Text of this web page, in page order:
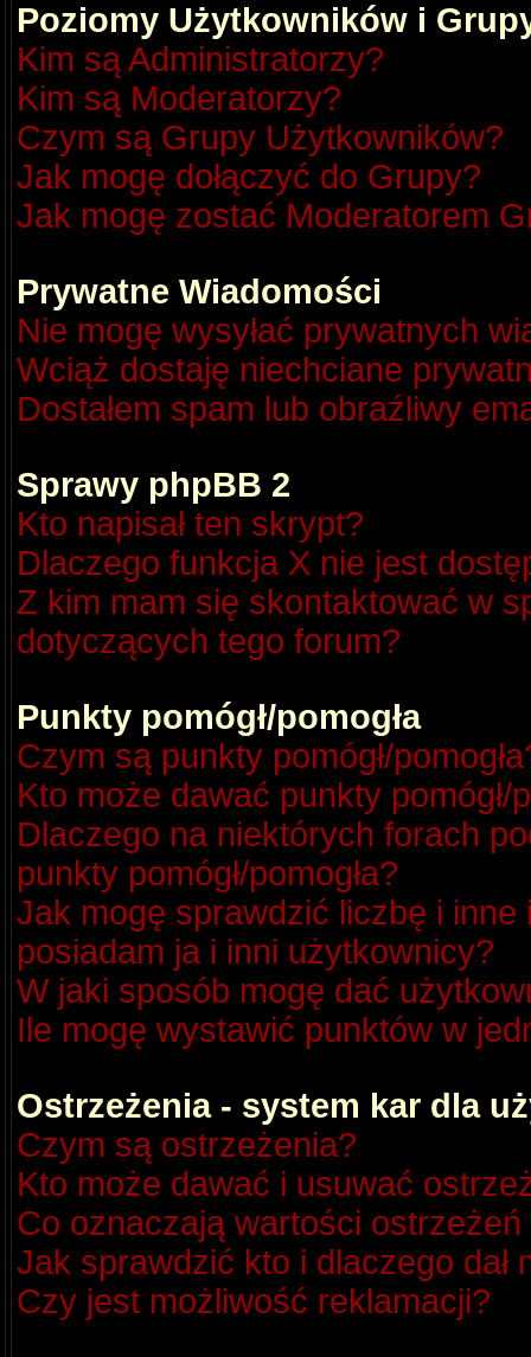
Poziomy Użytkowników i
Kim są Administratorzy?
Kim są Moderatorzy?
Czym są Grupy Użytkowników?
Jak mogę dołączyć do Grupy?
Jak mogę zostać Moderatorem
Prywatne Wiadomości
Nie mogę wysyłać prywatnych
Wciąż dostaję niechciane
Dostałem spam lub obraźliwy
Sprawy phpBB 2
Kto napisał ten skrypt?
Dlaczego funkcja X nie jest
Z kim mam się skontaktować w
dotyczących tego forum?
Punkty pomógł/pomogła
Czym są punkty pomógł/
Kto może dawać punkty pomógł/
Dlaczego na niektórych forach
punkty pomógł/pomogła?
Jak mogę sprawdzić liczbę i
posiadam ja i inni użytkownicy?
W jaki sposób mogę dać
Ile mogę wystawić punktów w
Ostrzeżenia - system kar dla
Czym są ostrzeżenia?
Kto może dawać i usuwać
Co oznaczają wartości
Jak sprawdzić kto i dlaczego dał
Czy jest możliwość reklamacji?